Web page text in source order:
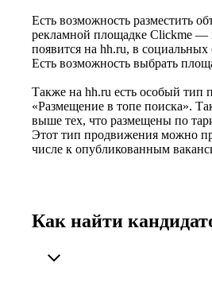
Есть возможность разместить
рекламной площадке Clickme —
появится на hh.ru, в социальных
Есть возможность выбрать
Также на hh.ru есть особый
«Размещение в топе поиска».
выше тех, что размещены по
Этот тип продвижения можно
числе к опубликованным
Как найти